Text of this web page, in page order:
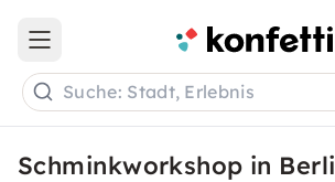
Open main menu
Suche: Stadt, Erlebnis
Schminkworkshop in